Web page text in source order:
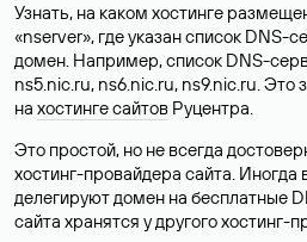
Узнать, на каком хостинге
«nserver», где указан список
домен. Например, список DNS-
ns5.nic.ru, ns6.nic.ru, ns9.nic.ru. Это
на хостинге сайтов Руцентра.
Это простой, но не всегда
хостинг-провайдера сайта. Иногда
делегируют домен на бесплатные
сайта хранятся у другого хостинг-